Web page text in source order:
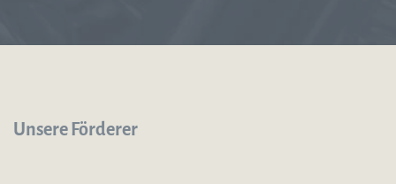
Unsere Förderer